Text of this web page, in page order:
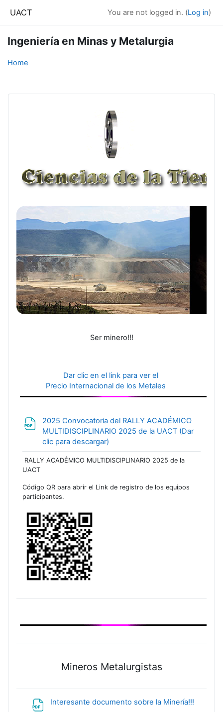
UACT You are not logged in. (Log in)
Ingeniería en Minas y Metalurgia
Home
Ser minero!!!
Dar clic en el link para ver el
Precio Internacional de los Metales
2025 Convocatoria del RALLY ACADÉMICO
MULTIDISCIPLINARIO 2025 de la UACT (Dar
clic para descargar)
RALLY ACADÉMICO MULTIDISCIPLINARIO 2025 de la
UACT
Código QR para abrir el Link de registro de los equipos
participantes.
Mineros Metalurgistas
Interesante documento sobre la Minería!!!